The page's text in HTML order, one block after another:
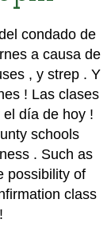
condado de
a causa de
, y strep . Y
! Las clases
día de hoy !
schools
. Such as
possibility of
class